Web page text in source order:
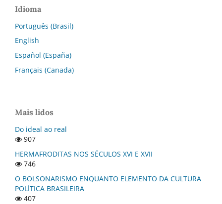
Idioma
Português (Brasil)
English
Español (España)
Français (Canada)
Mais lidos
Do ideal ao real
907
HERMAFRODITAS NOS SÉCULOS XVI E XVII
746
O BOLSONARISMO ENQUANTO ELEMENTO DA CULTURA
POLÍTICA BRASILEIRA
407